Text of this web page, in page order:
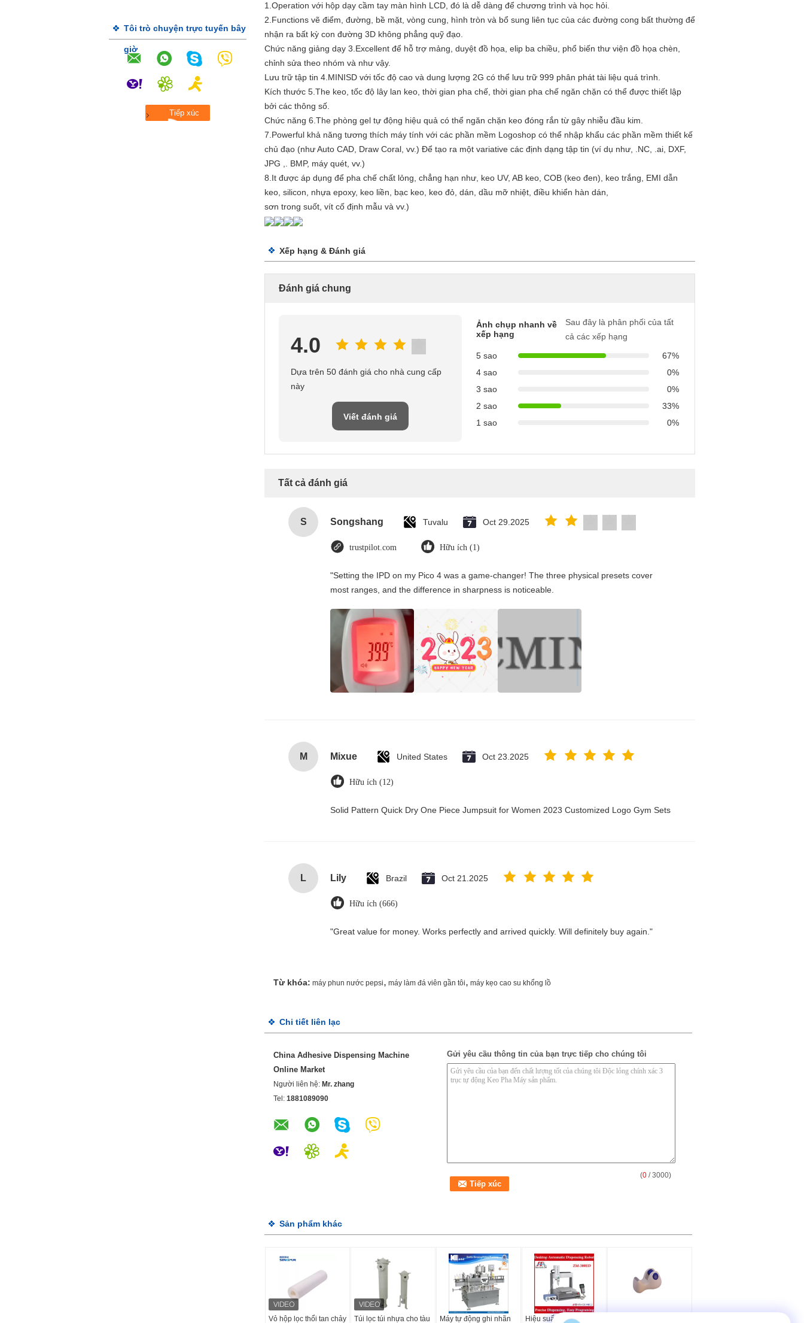
Tôi trò chuyện trực tuyến bây
giờ
1.Operation với hộp dạy cầm tay màn hình LCD, đó là dễ dàng để chương trình và học hỏi.
2.Functions vẽ điểm, đường, bề mặt, vòng cung, hình tròn và bổ sung liên tục của các đường cong bất thường để
nhận ra bất kỳ con đường 3D không phẳng quỹ đạo.
Chức năng giảng dạy 3.Excellent để hỗ trợ mảng, duyệt đồ họa, elip ba chiều, phổ biến thư viện đồ họa chèn,
chỉnh sửa theo nhóm và như vậy.
Lưu trữ tập tin 4.MINISD với tốc độ cao và dung lượng 2G có thể lưu trữ 999 phân phát tài liệu quá trình.
Kích thước 5.The keo, tốc độ lây lan keo, thời gian pha chế, thời gian pha chế ngăn chặn có thể được thiết lập
bởi các thông số.
Chức năng 6.The phòng gel tự động hiệu quả có thể ngăn chặn keo đóng rắn từ gây nhiễu đầu kim.
7.Powerful khả năng tương thích máy tính với các phần mềm Logoshop có thể nhập khẩu các phần mềm thiết kế
chủ đạo (như Auto CAD, Draw Coral, vv.) Để tạo ra một variative các định dạng tập tin (ví dụ như, .NC, .ai, DXF,
JPG ,. BMP, máy quét, vv.)
8.It được áp dụng để pha chế chất lỏng, chẳng hạn như, keo UV, AB keo, COB (keo đen), keo trắng, EMI dẫn
keo, silicon, nhựa epoxy, keo liền, bạc keo, keo đỏ, dán, dầu mỡ nhiệt, điều khiển hàn dán,
sơn trong suốt, vít cố định mẫu và vv.)
Xếp hạng & Đánh giá
Đánh giá chung
4.0
Dựa trên 50 đánh giá cho nhà cung cấp
này
Viết đánh giá
Ảnh chụp nhanh về
xếp hạng
Sau đây là phân phối của tất
cả các xếp hạng
5 sao
67%
4 sao
0%
3 sao
0%
2 sao
33%
1 sao
0%
Tất cả đánh giá
S Songshang Tuvalu Oct 29.2025
trustpilot.com Hữu ích (1)
"Setting the IPD on my Pico 4 was a game-changer! The three physical presets cover
most ranges, and the difference in sharpness is noticeable.
M Mixue United States Oct 23.2025
Hữu ích (12)
Solid Pattern Quick Dry One Piece Jumpsuit for Women 2023 Customized Logo Gym Sets
L Lily Brazil Oct 21.2025
Hữu ích (666)
"Great value for money. Works perfectly and arrived quickly. Will definitely buy again."
Từ khóa: máy phun nước pepsi, máy làm đá viên gần tôi, máy kẹo cao su khổng lồ
Chi tiết liên lạc
China Adhesive Dispensing Machine
Online Market
Người liên hệ: Mr. zhang
Tel: 1881089090
Gửi yêu cầu thông tin của bạn trực tiếp cho chúng tôi
(0 / 3000)
Sản phẩm khác
Vỏ hộp lọc thổi tan chảy Túi lọc túi nhựa cho tàu Máy tự động ghi nhãn Hiệu suất cao tự động